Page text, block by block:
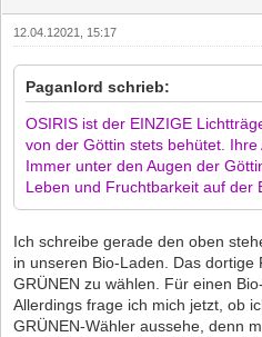
12.04.12021, 15:17
Paganlord schrieb:
OSIRIS ist der EINZIGE
von der Göttin stets behütet. Ihre
Immer unter den Augen der
Leben und Fruchtbarkeit auf der
Ich schreibe gerade den oben
in unseren Bio-Laden. Das
GRÜNEN zu wählen. Für einen
Allerdings frage ich mich jetzt, ob
GRÜNEN-Wähler aussehe, denn